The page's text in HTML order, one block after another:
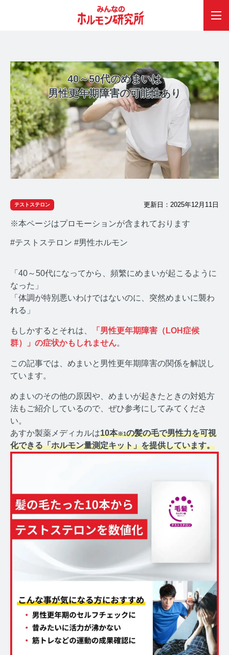
みんなのホルモン研究所 TOP
AGA
AGAコラム TOP
テストステロン
テストステロンコラム TOP
コルチゾール
PMSコラム TOP
更年期
ネコの健康コラム TOP
毛髪・爪ホルモン量測定キットについて知りたい方
【薄毛リスクチェック】毛髪ホルモン量測定キットの
40～50代のめまいは
男性更年期障害の可能性あり
テストステロン 更新日：2025年12月11日
※本ページはプロモーションが含まれております
#テストステロン #男性ホルモン
「40～50代になってから、頻繁にめまいが起こるように
なった」
「体調が特別悪いわけではないのに、突然めまいに襲わ
れる」
もしかするとそれは、
「男性更年期障害（LOH症候
群）」の症状かもしれません。
この記事では、めまいと男性更年期障害の関係を解説し
ています。
めまいのその他の原因や、めまいが起きたときの対処方
法もご紹介しているので、ぜひ参考にしてみてくださ
い。
あすか製薬メディカルは10本※1の髪の毛で男性力を可視
化できる「ホルモン量測定キット」を提供しています。